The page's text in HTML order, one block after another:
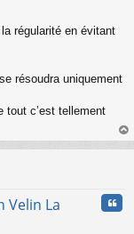
régularité en évitant
résoudra uniquement
tout c’est tellement
au
Velin La